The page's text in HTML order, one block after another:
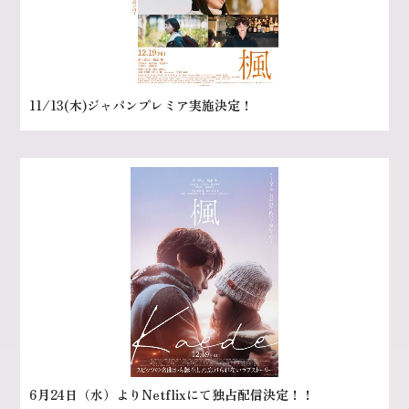
11/13(木)ジャパンプレミア実施決定！
6月24日（水）よりNetflixにて独占配信決定！！